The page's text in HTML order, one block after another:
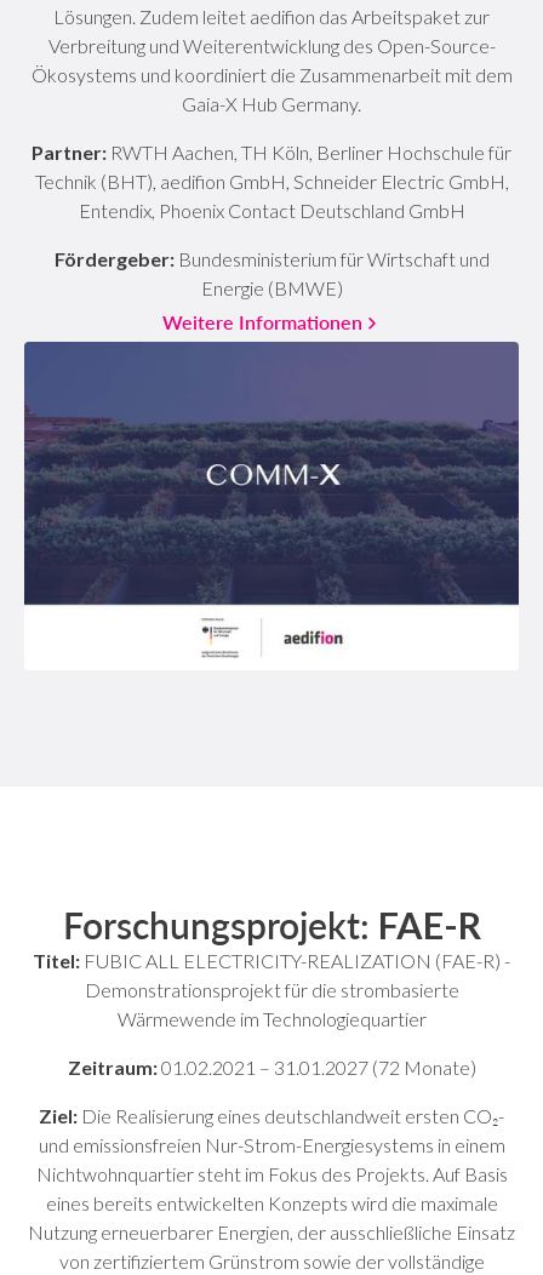
Lösungen. Zudem leitet aedifion das Arbeitspaket zur
Verbreitung und Weiterentwicklung des Open-Source-
Ökosystems und koordiniert die Zusammenarbeit mit dem
Gaia-X Hub Germany.
Partner: RWTH Aachen, TH Köln, Berliner Hochschule für
Technik (BHT), aedifion GmbH, Schneider Electric GmbH,
Entendix, Phoenix Contact Deutschland GmbH
Fördergeber:Bundesministerium für Wirtschaft und
Energie (BMWE)
Weitere Informationen
Forschungsprojekt: FAE-R
Titel: FUBIC ALL ELECTRICITY-REALIZATION (FAE-R) -
Demonstrationsprojekt für die strombasierte
Wärmewende im Technologiequartier
Zeitraum:01.02.2021 – 31.01.2027 (72 Monate)
Ziel: Die Realisierung eines deutschlandweit ersten CO₂-
und emissionsfreien Nur-Strom-Energiesystems in einem
Nichtwohnquartier steht im Fokus des Projekts. Auf Basis
eines bereits entwickelten Konzepts wird die maximale
Nutzung erneuerbarer Energien, der ausschließliche Einsatz
von zertifiziertem Grünstrom sowie der vollständige